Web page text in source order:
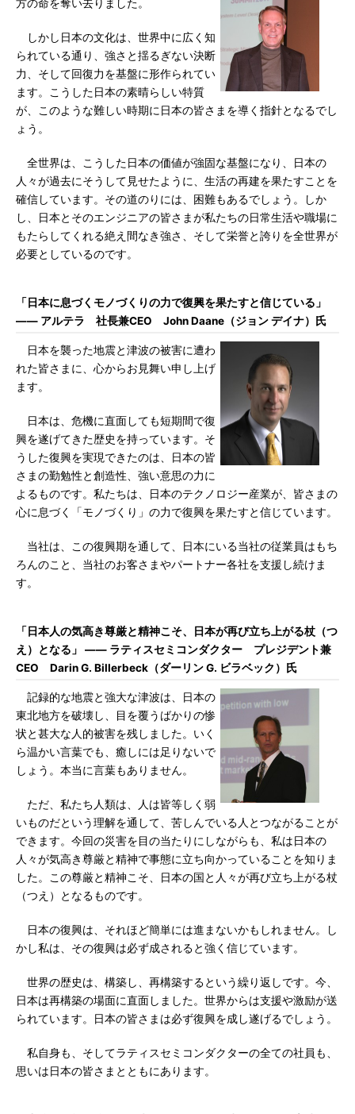
方の命を奪い去りました。
しかし日本の文化は、世界中に広く知
られている通り、強さと揺るぎない決断
力、そして回復力を基盤に形作られてい
ます。こうした日本の素晴らしい特質
が、このような難しい時期に日本の皆さまを導く指針となるでし
ょう。
全世界は、こうした日本の価値が強固な基盤になり、日本の
人々が過去にそうして見せたように、生活の再建を果たすことを
確信しています。その道のりには、困難もあるでしょう。しか
し、日本とそのエンジニアの皆さまが私たちの日常生活や職場に
もたらしてくれる絶え間なき強さ、そして栄誉と誇りを全世界が
必要としているのです。
「日本に息づくモノづくりの力で復興を果たすと信じている」
―― アルテラ 社長兼CEO John Daane（ジョン デイナ）氏
日本を襲った地震と津波の被害に遭わ
れた皆さまに、心からお見舞い申し上げ
ます。
日本は、危機に直面しても短期間で復
興を遂げてきた歴史を持っています。そ
うした復興を実現できたのは、日本の皆
さまの勤勉性と創造性、強い意思の力に
よるものです。私たちは、日本のテクノロジー産業が、皆さまの
心に息づく「モノづくり」の力で復興を果たすと信じています。
当社は、この復興期を通して、日本にいる当社の従業員はもち
ろんのこと、当社のお客さまやパートナー各社を支援し続けま
す。
「日本人の気高き尊厳と精神こそ、日本が再び立ち上がる杖（つ
え）となる」 ―― ラティスセミコンダクター プレジデント兼
CEO Darin G. Billerbeck（ダーリン G. ビラベック）氏
記録的な地震と強大な津波は、日本の
東北地方を破壊し、目を覆うばかりの惨
状と甚大な人的被害を残しました。いく
ら温かい言葉でも、癒しには足りないで
しょう。本当に言葉もありません。
ただ、私たち人類は、人は皆等しく弱
いものだという理解を通して、苦しんでいる人とつながることが
できます。今回の災害を目の当たりにしながらも、私は日本の
人々が気高き尊厳と精神で事態に立ち向かっていることを知りま
した。この尊厳と精神こそ、日本の国と人々が再び立ち上がる杖
（つえ）となるものです。
日本の復興は、それほど簡単には進まないかもしれません。し
かし私は、その復興は必ず成されると強く信じています。
世界の歴史は、構築し、再構築するという繰り返しです。今、
日本は再構築の場面に直面しました。世界からは支援や激励が送
られています。日本の皆さまは必ず復興を成し遂げるでしょう。
私自身も、そしてラティスセミコンダクターの全ての社員も、
思いは日本の皆さまとともにあります。